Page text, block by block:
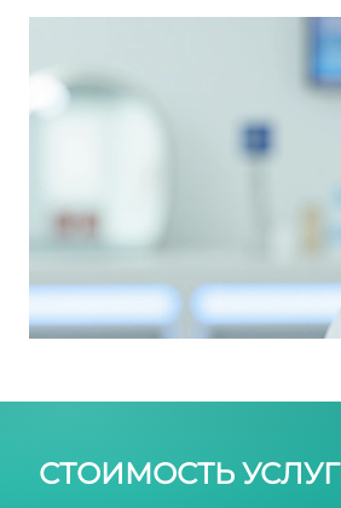
СТОИМОСТЬ УСЛУГ